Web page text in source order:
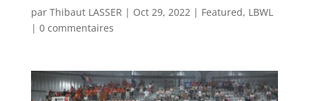
par Thibaut LASSER | Oct 29, 2022| Featured, LBWL
| 0 commentaires